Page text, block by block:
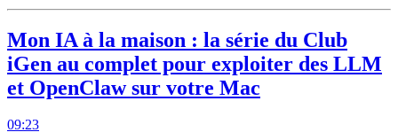
Mon IA à la maison : la série du Club
iGen au complet pour exploiter des LLM
et OpenClaw sur votre Mac
09:23